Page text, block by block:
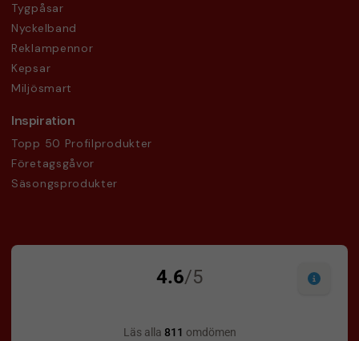
Tygpåsar
Nyckelband
Reklampennor
Kepsar
Miljösmart
Inspiration
Topp 50 Profilprodukter
Företagsgåvor
Säsongsprodukter